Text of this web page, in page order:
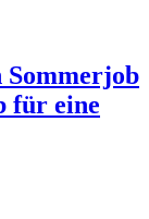
für eine